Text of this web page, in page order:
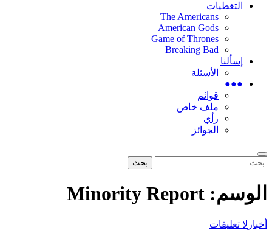
التغطيات
The Americans
American Gods
Game of Thrones
Breaking Bad
إسألنا
الأسئلة
●●●
قوائم
ملف خاص
رأي
الجوائز
بحث
البحث
الوسم: Minority Report
أخبار لا تعليقات